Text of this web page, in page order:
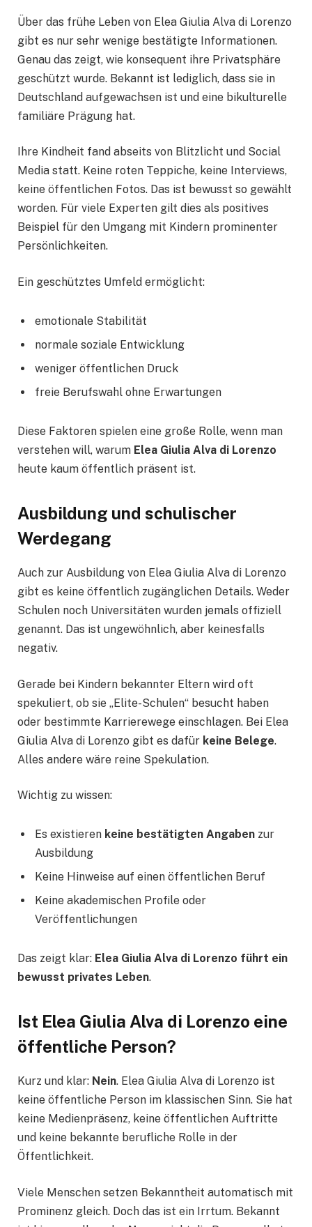
Über das frühe Leben von Elea Giulia Alva di Lorenzo
gibt es nur sehr wenige bestätigte Informationen.
Genau das zeigt, wie konsequent ihre Privatsphäre
geschützt wurde. Bekannt ist lediglich, dass sie in
Deutschland aufgewachsen ist und eine bikulturelle
familiäre Prägung hat.
Ihre Kindheit fand abseits von Blitzlicht und Social
Media statt. Keine roten Teppiche, keine Interviews,
keine öffentlichen Fotos. Das ist bewusst so gewählt
worden. Für viele Experten gilt dies als positives
Beispiel für den Umgang mit Kindern prominenter
Persönlichkeiten.
Ein geschütztes Umfeld ermöglicht:
emotionale Stabilität
normale soziale Entwicklung
weniger öffentlichen Druck
freie Berufswahl ohne Erwartungen
Diese Faktoren spielen eine große Rolle, wenn man
verstehen will, warum Elea Giulia Alva di Lorenzo
heute kaum öffentlich präsent ist.
Ausbildung und schulischer
Werdegang
Auch zur Ausbildung von Elea Giulia Alva di Lorenzo
gibt es keine öffentlich zugänglichen Details. Weder
Schulen noch Universitäten wurden jemals offiziell
genannt. Das ist ungewöhnlich, aber keinesfalls
negativ.
Gerade bei Kindern bekannter Eltern wird oft
spekuliert, ob sie „Elite-Schulen“ besucht haben
oder bestimmte Karrierewege einschlagen. Bei Elea
Giulia Alva di Lorenzo gibt es dafür keine Belege.
Alles andere wäre reine Spekulation.
Wichtig zu wissen:
Es existieren keine bestätigten Angaben zur
Ausbildung
Keine Hinweise auf einen öffentlichen Beruf
Keine akademischen Profile oder
Veröffentlichungen
Das zeigt klar: Elea Giulia Alva di Lorenzo führt ein
bewusst privates Leben.
Ist Elea Giulia Alva di Lorenzo eine
öffentliche Person?
Kurz und klar: Nein. Elea Giulia Alva di Lorenzo ist
keine öffentliche Person im klassischen Sinn. Sie hat
keine Medienpräsenz, keine öffentlichen Auftritte
und keine bekannte berufliche Rolle in der
Öffentlichkeit.
Viele Menschen setzen Bekanntheit automatisch mit
Prominenz gleich. Doch das ist ein Irrtum. Bekannt